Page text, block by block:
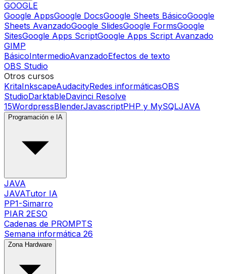
GOOGLE
Google AppsGoogle DocsGoogle Sheets BásicoGoogle
Sheets AvanzadoGoogle SlidesGoogle FormsGoogle
SitesGoogle Apps ScriptGoogle Apps Script Avanzado
GIMP
BásicoIntermedioAvanzadoEfectos de texto
OBS Studio
Otros cursos
KritaInkscapeAudacityRedes informáticasOBS
StudioDarktableDavinci Resolve
15WordpressBlenderJavascriptPHP y MySQLJAVA
Programación e IA
JAVA
JAVATutor IA
PP1-Simarro
PIAR 2ESO
Cadenas de PROMPTS
Semana informática 26
Zona Hardware